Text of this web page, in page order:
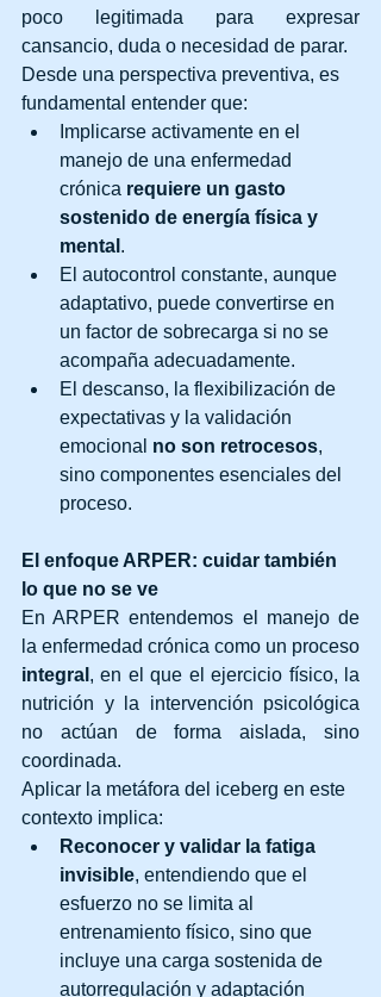
poco legitimada para expresar
cansancio, duda o necesidad de parar.
Desde una perspectiva preventiva, es
fundamental entender que:
Implicarse activamente en el
manejo de una enfermedad
crónica requiere un gasto
sostenido de energía física y
mental .
El autocontrol constante, aunque
adaptativo, puede convertirse en
un factor de sobrecarga si no se
acompaña adecuadamente.
El descanso, la flexibilización de
expectativas y la validación
emocional no son retrocesos,
sino componentes esenciales del
proceso.
El enfoque ARPER: cuidar también
lo que no se ve
En ARPER entendemos el manejo de
integral , en el que el ejercicio físico, la
nutrición y la intervención psicológica
no actúan de forma aislada, sino
coordinada.
Aplicar la metáfora del iceberg en este
contexto implica:
Reconocer y validar la fatiga
invisible, entendiendo que el
esfuerzo no se limita al
entrenamiento físico, sino que
incluye una carga sostenida de
autorregulación y adaptación